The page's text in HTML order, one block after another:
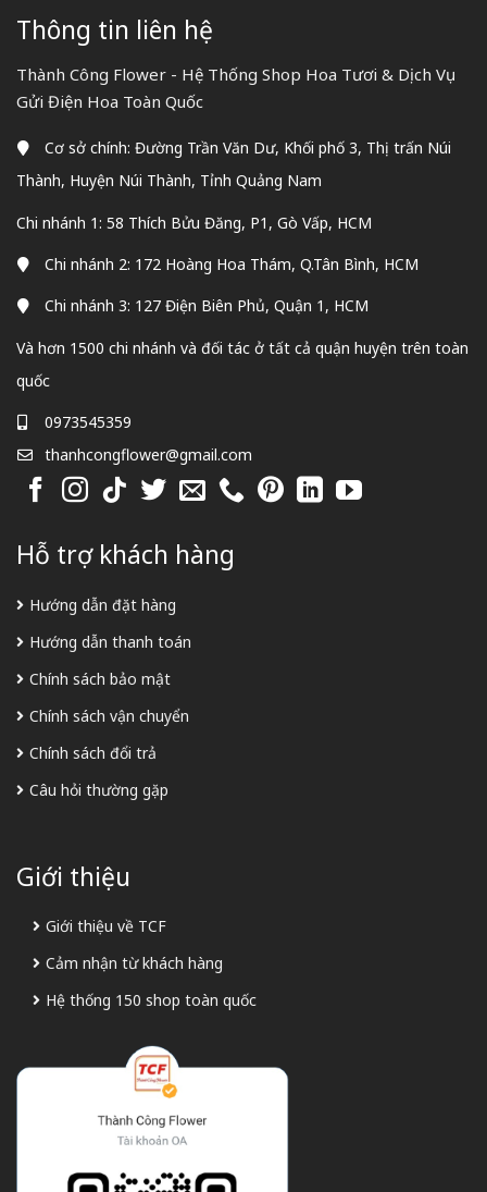
Thông tin liên hệ
Thành Công Flower - Hệ Thống Shop Hoa Tươi & Dịch Vụ
Gửi Điện Hoa Toàn Quốc
Cơ sở chính: Đường Trần Văn Dư, Khối phố 3, Thị trấn Núi
Thành, Huyện Núi Thành, Tỉnh Quảng Nam
Chi nhánh 1: 58 Thích Bửu Đăng, P1, Gò Vấp, HCM
Chi nhánh 2: 172 Hoàng Hoa Thám, Q.Tân Bình, HCM
Chi nhánh 3: 127 Điện Biên Phủ, Quận 1, HCM
Và hơn 1500 chi nhánh và đối tác ở tất cả quận huyện trên toàn
quốc
0973545359
thanhcongflower@gmail.com
Hỗ trợ khách hàng
Hướng dẫn đặt hàng
Hướng dẫn thanh toán
Chính sách bảo mật
Chính sách vận chuyển
Chính sách đổi trả
Câu hỏi thường gặp
Giới thiệu
Giới thiệu về TCF
Cảm nhận từ khách hàng
Hệ thống 150 shop toàn quốc